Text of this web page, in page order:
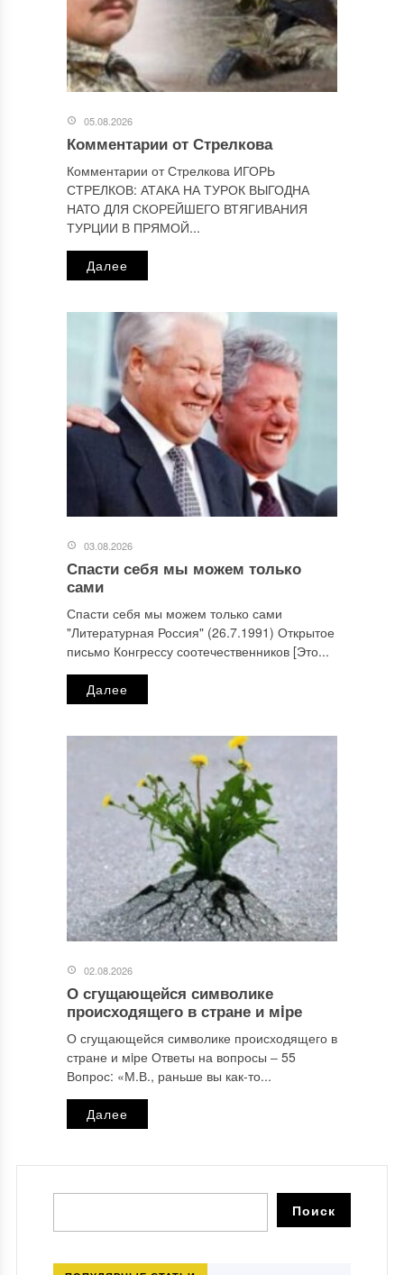
Этот сайт использует Akismet для борьбы со спамом.
Узнайте, как обрабатываются ваши данные комментариев
персональных данных.
05.08.2026
Комментарии от Стрелкова
Комментарии от Стрелкова ИГОРЬ
СТРЕЛКОВ: АТАКА НА ТУРОК ВЫГОДНА
НАТО ДЛЯ СКОРЕЙШЕГО ВТЯГИВАНИЯ
ТУРЦИИ В ПРЯМОЙ...
Далее
03.08.2026
Спасти себя мы можем только
сами
Спасти себя мы можем только сами
"Литературная Россия" (26.7.1991) Открытое
письмо Конгрессу соотечественников [Это...
Далее
02.08.2026
О сгущающейся символике
происходящего в стране и мiре
О сгущающейся символике происходящего в
стране и мiре Ответы на вопросы ‒ 55
Вопрос: «М.В., раньше вы как-то...
Далее